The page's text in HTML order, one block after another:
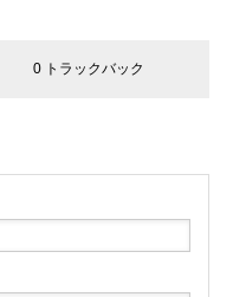
0 トラックバック